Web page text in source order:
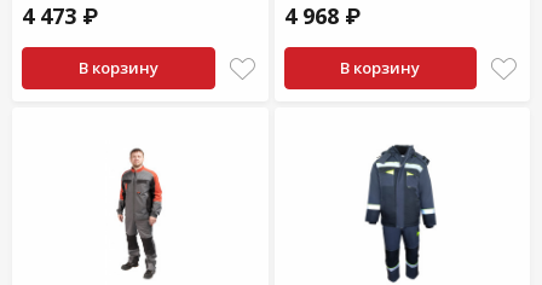
4 473 ₽
В корзину
4 968 ₽
В корзину